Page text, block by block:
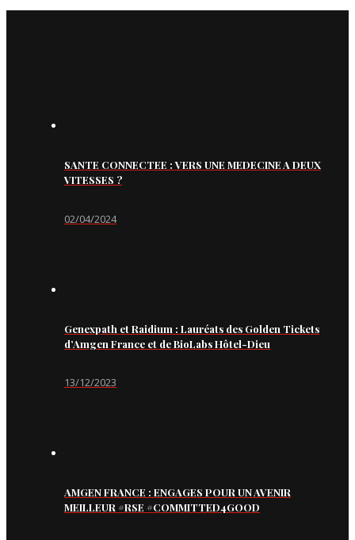
SANTE CONNECTEE : VERS UNE MEDECINE A DEUX
VITESSES ?
02/04/2024
Genexpath et Raidium : Lauréats des Golden Tickets
d’Amgen France et de BioLabs Hôtel-Dieu
13/12/2023
AMGEN FRANCE : ENGAGES POUR UN AVENIR
MEILLEUR #RSE #COMMITTED4GOOD